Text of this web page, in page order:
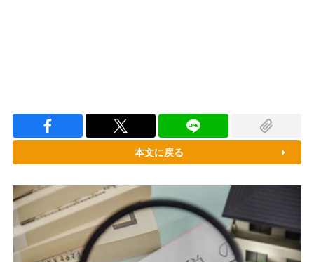
本文に戻る